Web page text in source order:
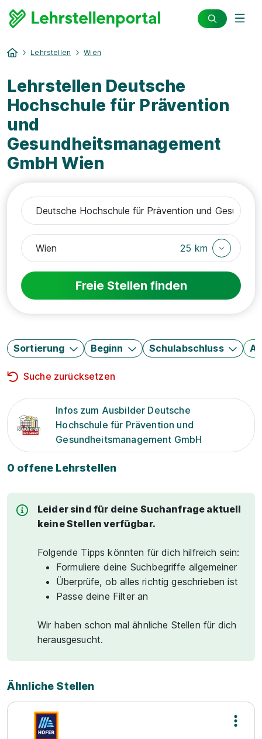
Lehrstellen Wien
Lehrstellen Deutsche
Hochschule für Prävention
und
Gesundheitsmanagement
GmbH Wien
25 km
Freie Stellen finden
Sortierung Beginn Schulabschluss
Suche zurücksetzen
Infos zum Ausbilder Deutsche
Hochschule für Prävention und
Gesundheitsmanagement GmbH
0 offene Lehrstellen
Leider sind für deine Suchanfrage aktuell
keine Stellen verfügbar.
Folgende Tipps könnten für dich hilfreich sein:
Formuliere deine Suchbegriffe allgemeiner
Überprüfe, ob alles richtig geschrieben ist
Passe deine Filter an
Wir haben schon mal ähnliche Stellen für dich
herausgesucht.
Ähnliche Stellen